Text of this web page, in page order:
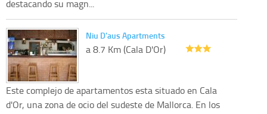
destacando su magn...
Niu D'aus Apartments
a 8.7 Km (Cala D'Or)
Este complejo de apartamentos esta situado en Cala
d'Or, una zona de ocio del sudeste de Mallorca. En los